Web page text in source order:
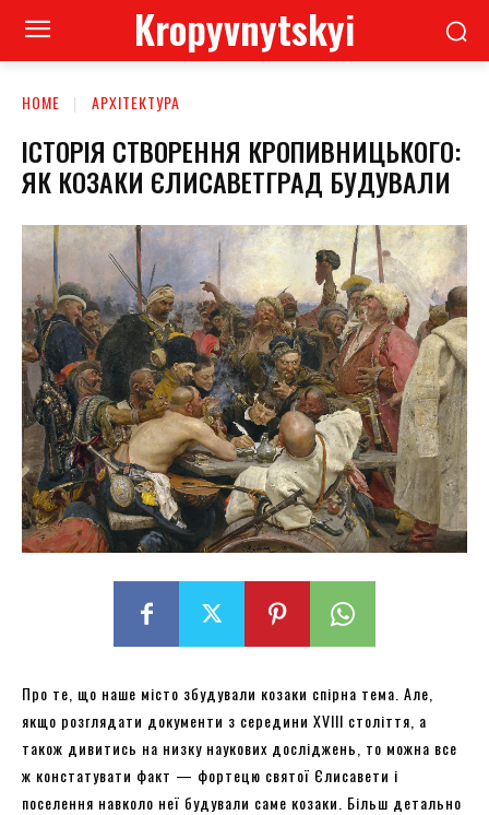
Kropyvnytskyi
HOME АРХІТЕКТУРА
ІСТОРІЯ СТВОРЕННЯ КРОПИВНИЦЬКОГО:
ЯК КОЗАКИ ЄЛИСАВЕТГРАД БУДУВАЛИ
Про те, що наше місто збудували козаки спірна тема. Але,
якщо розглядати документи з середини ХVІІІ століття, а
також дивитись на низку наукових досліджень, то можна все
ж констатувати факт — фортецю святої Єлисавети і
поселення навколо неї будували саме козаки. Більш детально